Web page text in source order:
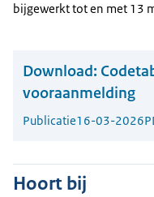
bijgewerkt tot en met 13
Download:
vooraanmelding
Publicatie16-03-2026
Hoort bij